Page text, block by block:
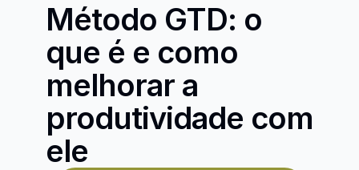
Método GTD: o
que é e como
melhorar a
produtividade com
ele